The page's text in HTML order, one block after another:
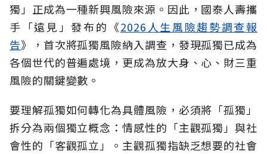
獨」正成為一種新興風險來源。因此，國泰人壽攜
手「遠見」發布的《2026人生風險趨勢調查報
告》，首次將孤獨風險納入調查，發現孤獨已成為
各個世代的普遍處境，更成為放大身、心、財三重
風險的關鍵變數。
要理解孤獨如何轉化為具體風險，必須將「孤獨」
拆分為兩個獨立概念：情感性的「主觀孤獨」與社
會性的「客觀孤立」。主觀孤獨指缺乏想要的社會